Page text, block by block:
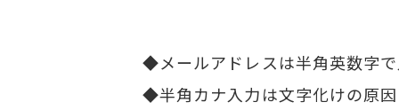
メールアドレスは半角英数字
半角カナ入力は文字化けの原